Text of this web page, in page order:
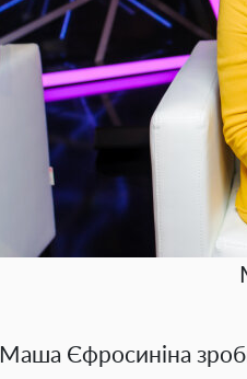
Маша Єфросиніна